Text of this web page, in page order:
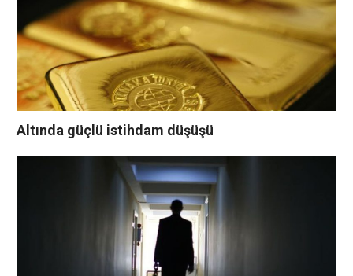
Altında güçlü istihdam düşüşü